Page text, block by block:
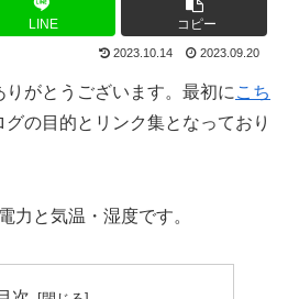
LINE コピー
2023.10.14 2023.09.20
がとうございます。最初に こち
の目的とリンク集となっており
力と気温・湿度です。